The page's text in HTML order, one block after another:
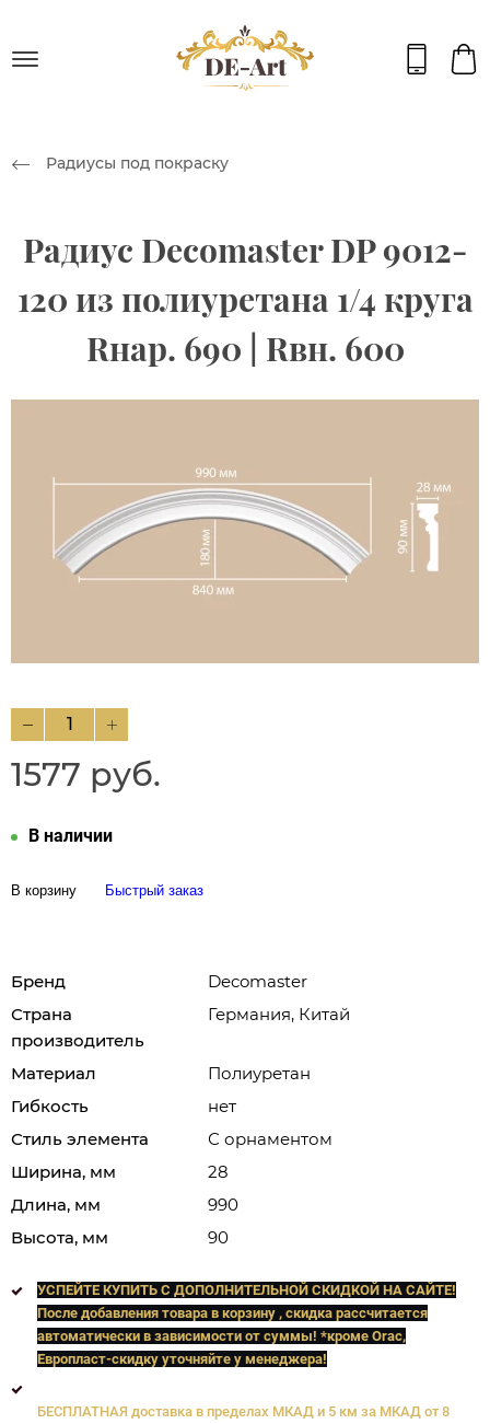
Радиусы под покраску
Радиус Decomaster DP 9012-
120 из полиуретана 1/4 круга
Rнар. 690 | Rвн. 600
1577 руб.
В наличии
В корзину Быстрый заказ
Бренд
Decomaster
Страна
производитель
Германия, Китай
Материал
Полиуретан
Гибкость
нет
Стиль элемента
С орнаментом
Ширина, мм
28
Длина, мм
990
Высота, мм
90
УСПЕЙТЕ КУПИТЬ C ДОПОЛНИТЕЛЬНОЙ СКИДКОЙ НА САЙТЕ!
После добавления товара в корзину , скидка рассчитается
автоматически в зависимости от суммы! *кроме Orac,
Европласт-скидку уточняйте у менеджера!
БЕСПЛАТНАЯ доставка в пределах МКАД и 5 км за МКАД от 8